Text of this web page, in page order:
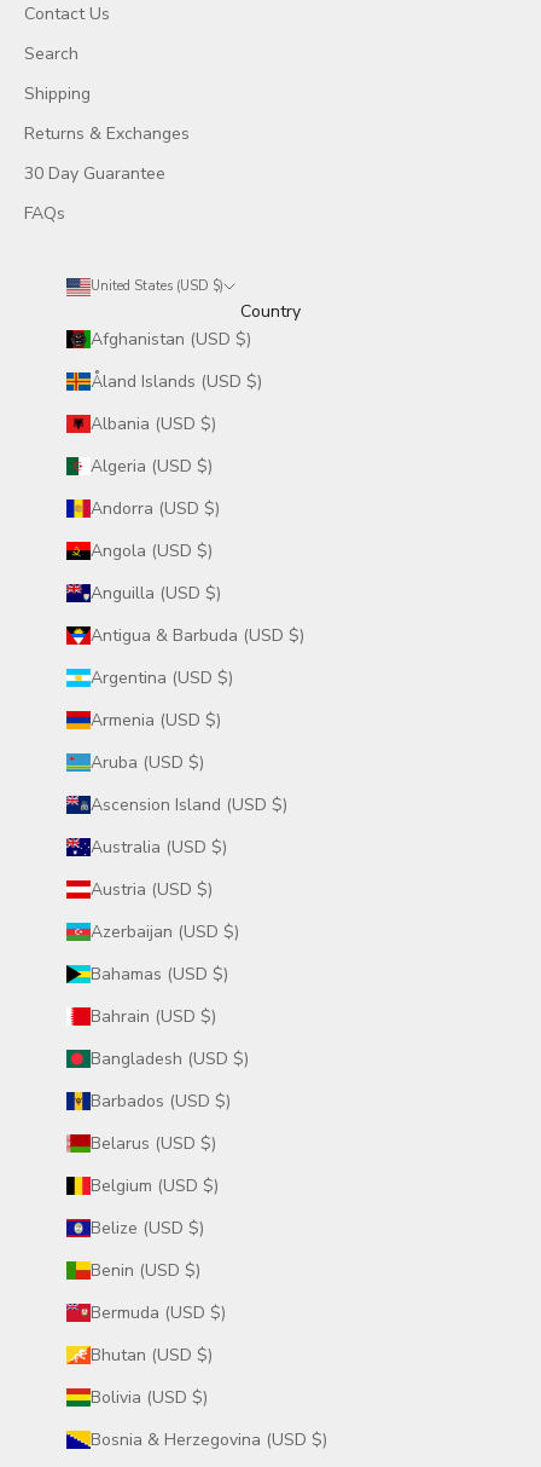
Contact Us
Search
Shipping
Returns & Exchanges
30 Day Guarantee
FAQs
United States (USD $)
Country
Afghanistan (USD $)
Åland Islands (USD $)
Albania (USD $)
Algeria (USD $)
Andorra (USD $)
Angola (USD $)
Anguilla (USD $)
Antigua & Barbuda (USD $)
Argentina (USD $)
Armenia (USD $)
Aruba (USD $)
Ascension Island (USD $)
Australia (USD $)
Austria (USD $)
Azerbaijan (USD $)
Bahamas (USD $)
Bahrain (USD $)
Bangladesh (USD $)
Barbados (USD $)
Belarus (USD $)
Belgium (USD $)
Belize (USD $)
Benin (USD $)
Bermuda (USD $)
Bhutan (USD $)
Bolivia (USD $)
Bosnia & Herzegovina (USD $)